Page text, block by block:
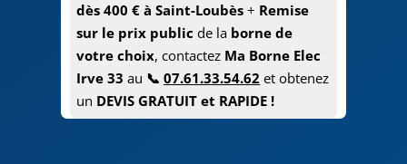
dès 400 € àSaint-Loubès+ Remise
sur le prix public de la borne de
votre choix, contactez Ma Borne Elec
Irve 33 au 📞 07.61.33.54.62 et obtenez
un DEVIS GRATUIT et RAPIDE !